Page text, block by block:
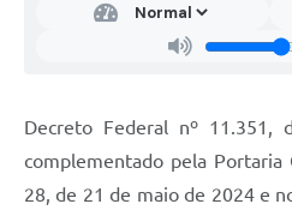
Decreto Federal nº
complementado pela Portaria
28, de 21 de maio de 2024 e